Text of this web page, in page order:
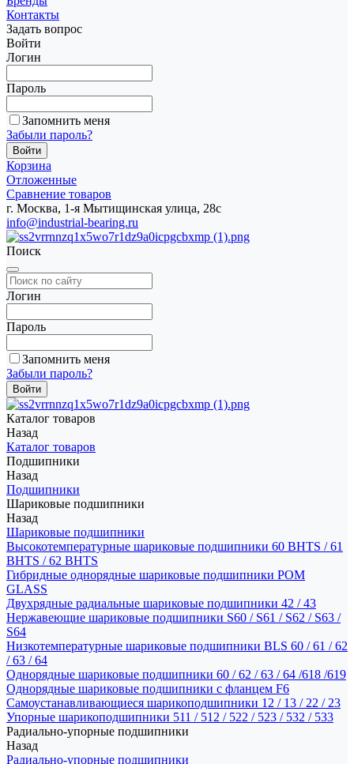
Контакты
Задать вопрос
Войти
Логин
Пароль
Запомнить меня
Забыли пароль?
Корзина
Отложенные
Сравнение товаров
г. Москва, 1-я Мытищинская улица, 28с
info@industrial-bearing.ru
Поиск
Логин
Пароль
Запомнить меня
Забыли пароль?
Каталог товаров
Назад
Каталог товаров
Подшипники
Назад
Подшипники
Шариковые подшипники
Назад
Шариковые подшипники
Высокотемпературные шариковые подшипники 60 BHTS / 61
BHTS / 62 BHTS
Гибридные однорядные шариковые подшипники POM
GLASS
Двухрядные радиальные шариковые подшипники 42 / 43
Нержавеющие шариковые подшипники S60 / S61 / S62 / S63 /
S64
Низкотемпературные шариковые подшипники BLS 60 / 61 / 62
/ 63 / 64
Однорядные шариковые подшипники 60 / 62 / 63 / 64 /618 /619
Однорядные шариковые подшипники с фланцем F6
Самоустанавливающиеся шарикоподшипники 12 / 13 / 22 / 23
Упорные шарикоподшипники 511 / 512 / 522 / 523 / 532 / 533
Радиально-упорные подшипники
Назад
Радиально-упорные подшипники